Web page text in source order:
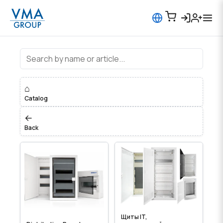
Electrical Panels and Enclosures
⌂
Catalog
←
Back
Щиты IT,